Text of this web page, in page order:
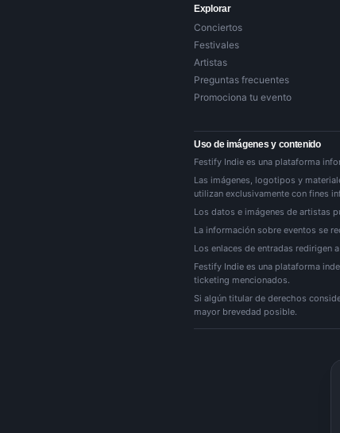
Explorar
Conciertos
Festivales
Artistas
Preguntas frecuentes
Promociona tu evento
Uso de imágenes y contenido
Festify Indie es una plataforma
Las imágenes, logotipos y
utilizan exclusivamente con fines
Los datos e imágenes de artistas
La información sobre eventos se
Los enlaces de entradas redirigen
Festify Indie es una plataforma
ticketing mencionados.
Si algún titular de derechos
mayor brevedad posible.